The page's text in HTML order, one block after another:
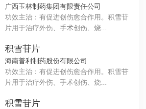
广西玉林制药集团有限责任公司
功效主治：有促进创伤愈合作用。积雪苷
片用于治疗外伤、手术创伤、烧...
积雪苷片
海南普利制药股份有限公司
功效主治：有促进创伤愈合作用。积雪苷
片用于治疗外伤、手术创伤、烧...
积雪苷片